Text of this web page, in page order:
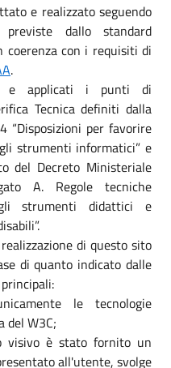
e realizzato seguendo
dallo standard
coerenza con i requisiti di
.
e applicati i punti di
Tecnica definiti dalla
“Disposizioni per favorire
strumenti informatici” e
del Decreto Ministeriale
A. Regole tecniche
strumenti didattici e
di questo sito
di quanto indicato dalle
le tecnologie
del W3C;
visivo è stato fornito un
all'utente, svolge